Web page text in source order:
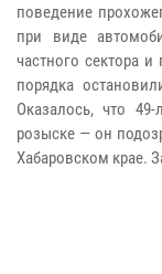
поведение
при виде
частного сектора
порядка
Оказалось, что
розыске — он
Хабаровском крае.